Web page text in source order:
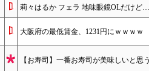
莉々はるか フェラ 地味眼鏡OLだけど
大阪府の最低賃金、1231円にｗｗｗｗ
【お寿司】一番お寿司が美味しいと